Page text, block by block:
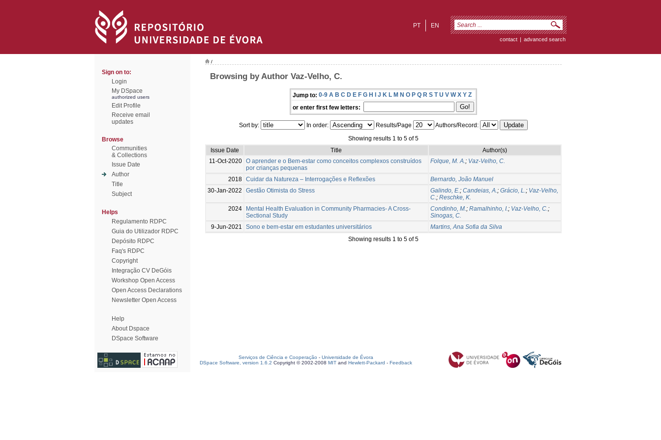
EN
PT
contact | advanced search
Sign on to:
Login
My DSpace
authorized users
Edit Profile
Receive email
updates
Browse
Communities
& Collections
Issue Date
Author
Title
Subject
Helps
Regulamento RDPC
Guia do Utilizador RDPC
Depósito RDPC
Faq's RDPC
Copyright
Integração CV DeGóis
Workshop Open Access
Open Access Declarations
Newsletter Open Access
Help
About Dspace
DSpace Software
/
Browsing by Author Vaz-Velho, C.
Jump to: 0-9 A B C D E F G H I J K L M N O P Q R S T U V W X Y Z
or enter first few letters:
Sort by: In order: Results/Page
Authors/Record:
Showing results 1 to 5 of 5
Issue Date
Title
Author(s)
11-Oct-2020 O aprender e o Bem-estar como conceitos complexos construídos
por crianças pequenas
Folque, M. A.; Vaz-Velho, C.
2018 Cuidar da Natureza – Interrogações e Reflexões
Bernardo, João Manuel
30-Jan-2022
Gestão Otimista do Stress Galindo, E.; Candeias, A.; Grácio, L.; Vaz-Velho,
C.; Reschke, K.
2024
Mental Health Evaluation in Community Pharmacies- A Cross-
Sectional Study
Condinho, M.; Ramalhinho, I.; Vaz-Velho, C.;
Sinogas, C.
9-Jun-2021
Sono e bem-estar em estudantes universitários
Martins, Ana Sofia da Silva
Showing results 1 to 5 of 5
Serviços de Ciência e Cooperação - Universidade de Évora
DSpace Software, version 1.6.2 Copyright © 2002-2008 MIT and Hewlett-Packard - Feedback